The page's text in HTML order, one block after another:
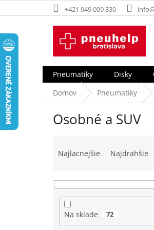
na
+421 949 009 330
Pneumatiky Disky
Domov
Pneumatiky
Osobné a SUV
n
Najlacnejšie Najdrahšie
Na sklade 72